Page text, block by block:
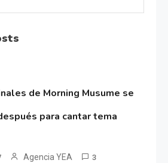
de Morning Musume se
para cantar tema
Agencia YEA 3